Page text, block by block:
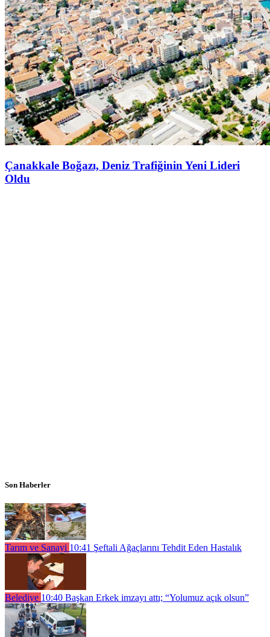
Çanakkale Boğazı, Deniz Trafiğinin Yeni Lideri
Oldu
Son Haberler
Tarım ve Sanayi 10:41 Şeftali Ağaçlarını Tehdit Eden Hastalık
Belediye 10:40 Başkan Erkek imzayı attı; “Yolumuz açık olsun”